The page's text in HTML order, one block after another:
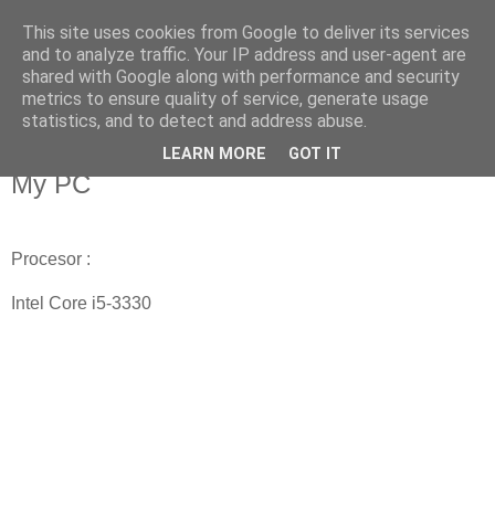
Fakečlánky
Věř všemu co tady vidíš.
neděle 22. října 2017
My PC
Procesor :
Intel Core i5-3330
This site uses cookies from Google to deliver its services
and to analyze traffic. Your IP address and user-agent are
shared with Google along with performance and security
metrics to ensure quality of service, generate usage
statistics, and to detect and address abuse.
LEARN MORE GOT IT